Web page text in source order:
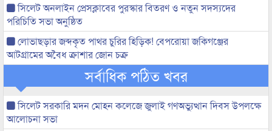
সিলেট অনলাইন প্রেসক্লাবের পুরস্কার বিতরণ ও নতুন সদস্যদের
পরিচিতি সভা অনুষ্ঠিত
লোভাছড়ার জব্দকৃত পাথর চুরির হিড়িক! বেপরোয়া জকিগঞ্জের
আটগ্রামের অবৈধ ক্রাশার জোন চক্র
সর্বাধিক পঠিত খবর
সিলেট সরকারি মদন মোহন কলেজে জুলাই গণঅভ্যুত্থান দিবস উপলক্ষে
আলোচনা সভা